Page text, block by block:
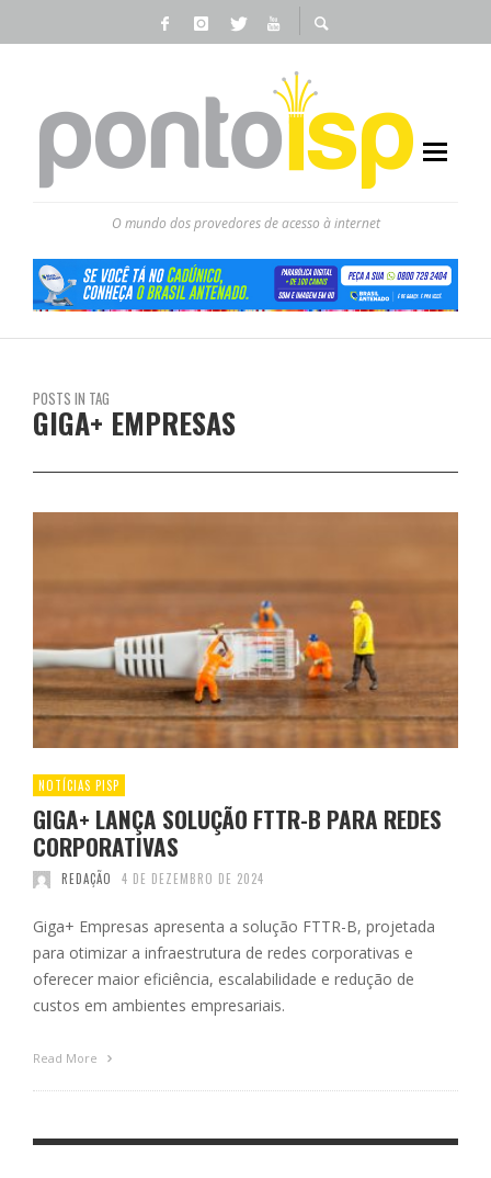
O mundo dos provedores de acesso à internet
POSTS IN TAG
GIGA+ EMPRESAS
NOTÍCIAS PISP
GIGA+ LANÇA SOLUÇÃO FTTR-B PARA REDES
CORPORATIVAS
REDAÇÃO 4 DE DEZEMBRO DE 2024
Giga+ Empresas apresenta a solução FTTR-B, projetada
para otimizar a infraestrutura de redes corporativas e
oferecer maior eficiência, escalabilidade e redução de
custos em ambientes empresariais.
Read More